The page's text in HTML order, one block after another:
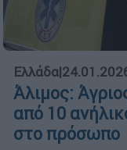
Ελλάδα|
Άλιμος:
από 10
στο πρόσωπο